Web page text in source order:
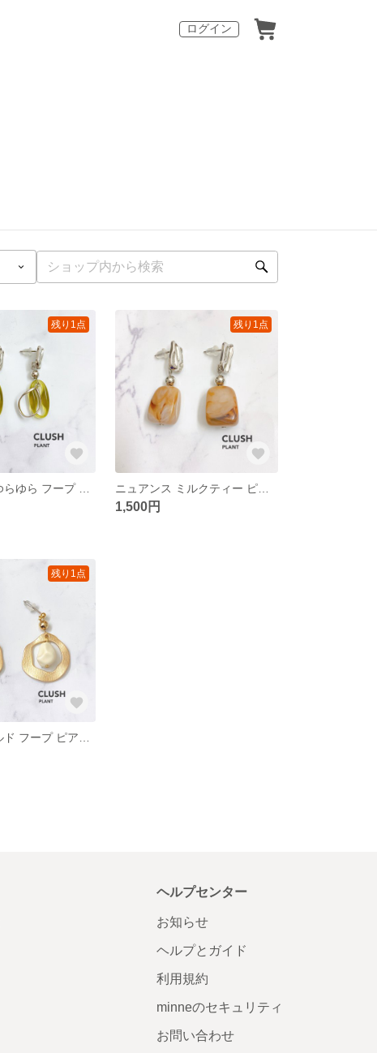
ログイン
残り1点 残り1点
1,500円
残り1点
ヘルプセンター
お知らせ
ヘルプとガイド
利用規約
minneのセキュリティ
お問い合わせ